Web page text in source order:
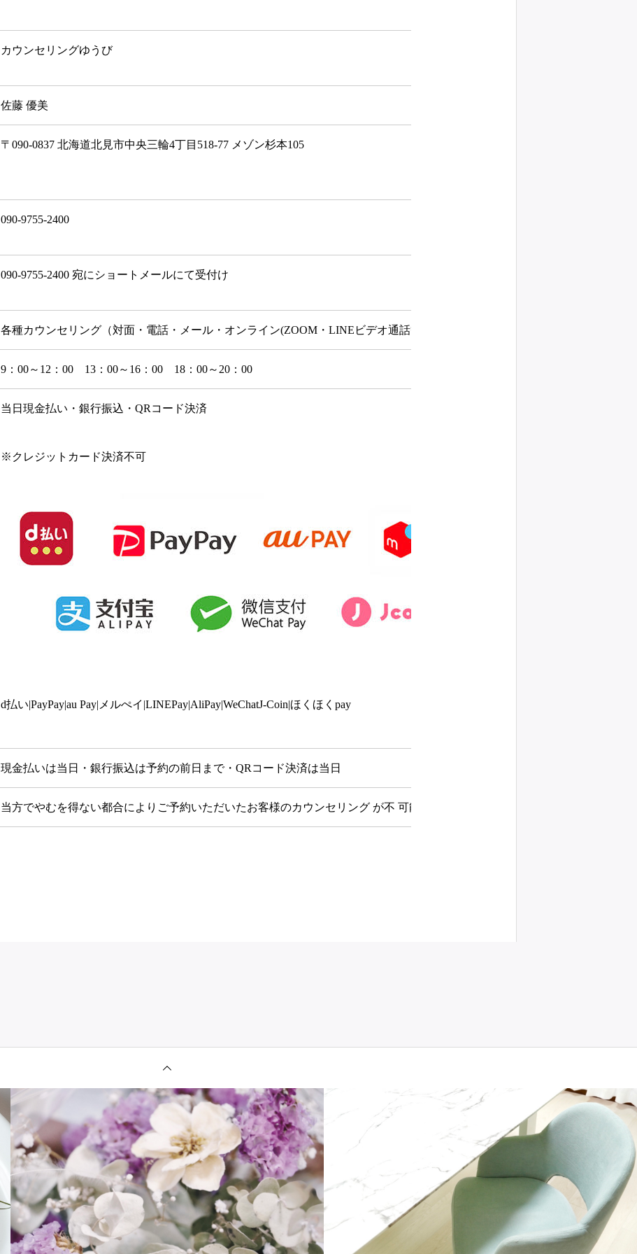
カウンセリングゆうび
佐藤 優美
〒090-0837 北海道北見市中央三輪4丁目518-77 メゾン杉本105
090-9755-2400
090-9755-2400 宛にショートメールにて受付け
各種カウンセリング（対面・電話・メール・オンライン(ZOOM・LINEビデオ通話等) 、各種講座・講義など
9：00～12：00 13：00～16：00 18：00～20：00
当日現金払い・銀行振込・QRコード決済
※クレジットカード決済不可
d払い|PayPay|au Pay|メルぺイ|LINEPay|AliPay|WeChatJ-Coin|ほくほくpay
現金払いは当日・銀行振込は予約の前日まで・QRコード決済は当日
当方でやむを得ない都合によりご予約いただいたお客様のカウンセリング が不 可能になった場合、ご連絡の上ご返金致し